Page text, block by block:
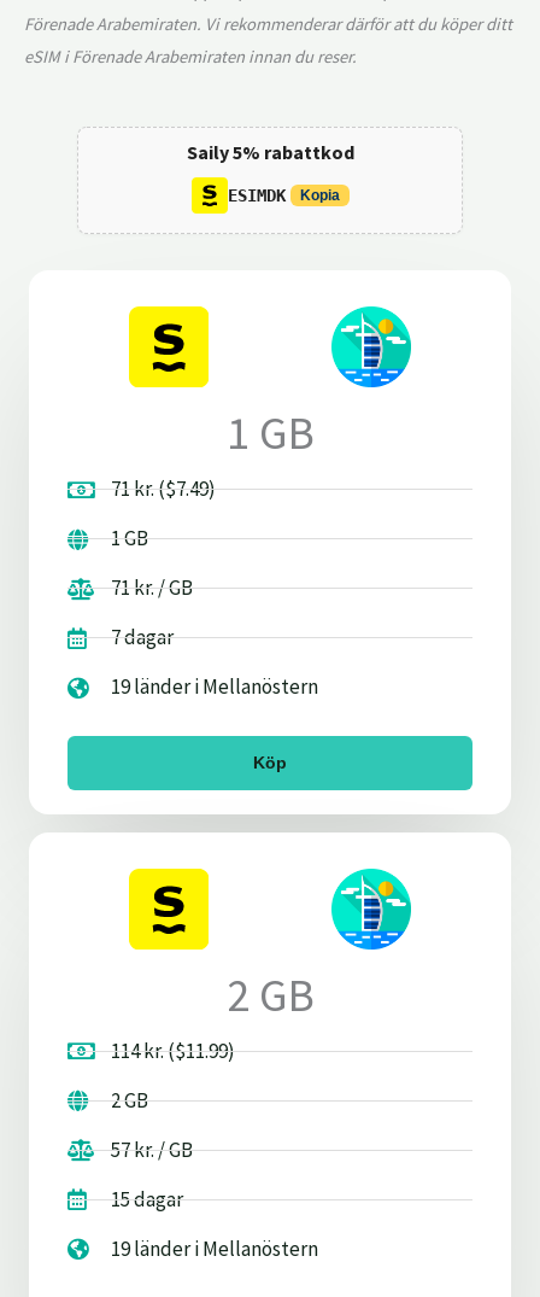
Förenade Arabemiraten. Vi rekommenderar därför att du köper ditt
eSIM i Förenade Arabemiraten innan du reser.
Saily 5% rabattkod
ESIMDK Kopia
1 GB
71 kr. ($7.49)
1 GB
71 kr. / GB
7 dagar
19 länder i Mellanöstern
Köp
2 GB
114 kr. ($11.99)
2 GB
57 kr. / GB
15 dagar
19 länder i Mellanöstern